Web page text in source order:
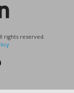
rights reserved.